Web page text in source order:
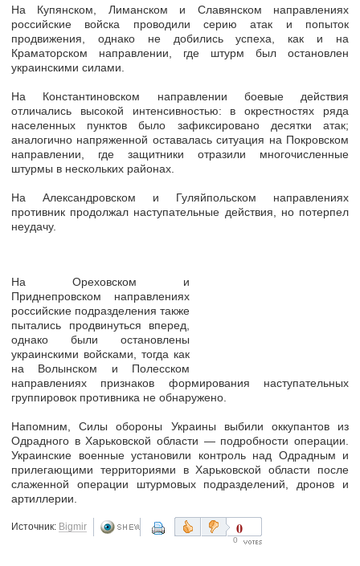
На Купянском, Лиманском и Славянском направлениях
российские войска проводили серию атак и попыток
продвижения, однако не добились успеха, как и на
Краматорском направлении, где штурм был остановлен
украинскими силами.
На Константиновском направлении боевые действия
отличались высокой интенсивностью: в окрестностях ряда
населенных пунктов было зафиксировано десятки атак;
аналогично напряженной оставалась ситуация на Покровском
направлении, где защитники отразили многочисленные
штурмы в нескольких районах.
На Александровском и Гуляйпольском направлениях
противник продолжал наступательные действия, но потерпел
неудачу.
На Ореховском и
Приднепровском направлениях
российские подразделения также
пытались продвинуться вперед,
однако были остановлены
украинскими войсками, тогда как
на Волынском и Полесском
направлениях признаков формирования наступательных
группировок противника не обнаружено.
Напомним, Силы обороны Украины выбили оккупантов из
Одрадного в Харьковской области — подробности операции.
Украинские военные установили контроль над Одрадным и
прилегающими территориями в Харьковской области после
слаженной операции штурмовых подразделений, дронов и
артиллерии.
Источник: Bigmir 0
0